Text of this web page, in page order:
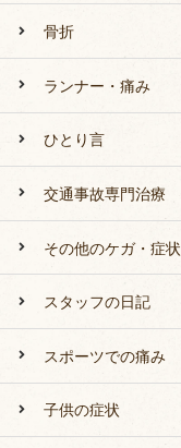
骨折
ランナー・痛み
ひとり言
交通事故専門治療
その他のケガ・症状
スタッフの日記
スポーツでの痛み
子供の症状